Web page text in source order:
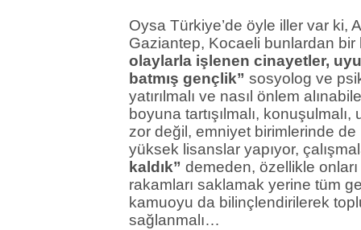
Oysa Türkiye’de öyle iller var ki,
Gaziantep, Kocaeli bunlardan
olaylarla işlenen cinayetler,
batmış gençlik” sosyolog ve
yatırılmalı ve nasıl önlem
boyuna tartışılmalı,
zor değil, emniyet birimlerinde
yüksek lisanslar yapıyor,
kaldık” demeden, özellikle
rakamları saklamak yerine tüm
kamuoyu da bilinçlendirilerek
sağlanmalı…